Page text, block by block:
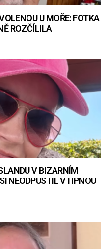
U MOŘE: FOTKA
ROZČÍLILA
V BIZARNÍM
NEODPUSTIL VTIPNOU